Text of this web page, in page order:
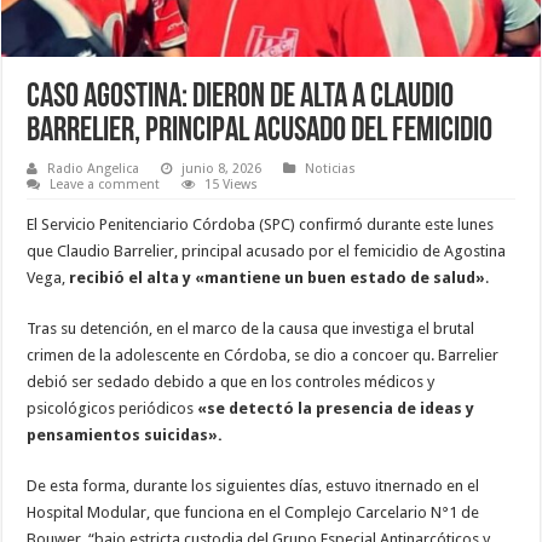
Caso Agostina: dieron de alta a Claudio
Barrelier, principal acusado del femicidio
Radio Angelica junio 8, 2026
Noticias
Leave a comment
15 Views
El Servicio Penitenciario Córdoba (SPC) confirmó durante este lunes
que Claudio Barrelier, principal acusado por el femicidio de Agostina
Vega, recibió el alta y «mantiene un buen estado de salud».
Tras su detención, en el marco de la causa que investiga el brutal
crimen de la adolescente en Córdoba, se dio a concoer qu. Barrelier
debió ser sedado debido a que en los controles médicos y
psicológicos periódicos «se detectó la presencia de ideas y
pensamientos suicidas».
De esta forma, durante los siguientes días, estuvo itnernado en el
Hospital Modular, que funciona en el Complejo Carcelario N°1 de